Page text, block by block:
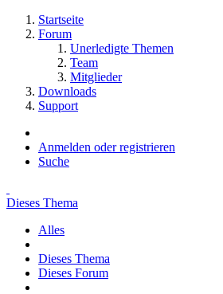
Startseite
Forum
Unerledigte Themen
Team
Mitglieder
Downloads
Support
Anmelden oder registrieren
Suche
Dieses Thema
Alles
Dieses Thema
Dieses Forum